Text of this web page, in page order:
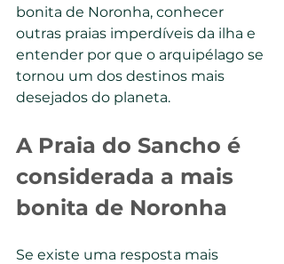
bonita de Noronha, conhecer
outras praias imperdíveis da ilha e
entender por que o arquipélago se
tornou um dos destinos mais
desejados do planeta.
A Praia do Sancho é
considerada a mais
bonita de Noronha
Se existe uma resposta mais